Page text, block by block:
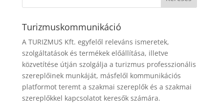
Turizmuskommunikáció
A TURIZMUS Kft. egyfelől releváns ismeretek,
szolgáltatások és termékek előállítása, illetve
közvetítése útján szolgálja a turizmus professzionális
szereplőinek munkáját, másfelől kommunikációs
platformot teremt a szakmai szereplők és a szakmai
szereplőkkel kapcsolatot keresők számára.